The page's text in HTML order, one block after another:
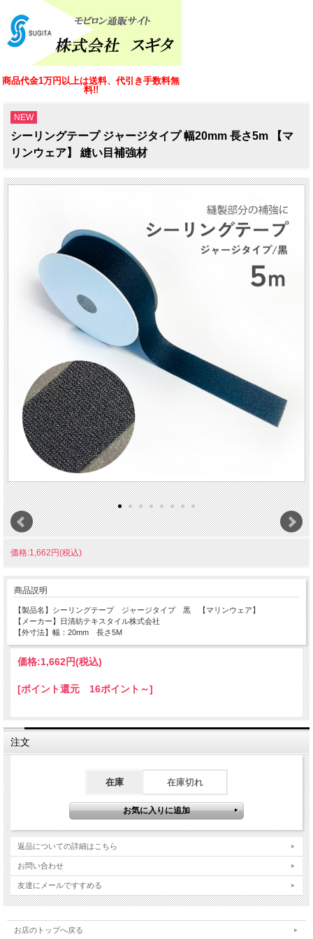
商品代金1万円以上は送料、代引き手数料無
料!!
NEW
シーリングテープ ジャージタイプ 幅20mm 長さ5m 【マ
リンウェア】 縫い目補強材
価格:1,662円(税込)
商品説明
【製品名】シーリングテープ ジャージタイプ 黒 【マリンウェア】
【メーカー】日清紡テキスタイル株式会社
【外寸法】幅：20mm 長さ5M
価格:1,662円(税込)
[ポイント還元 16ポイント～]
注文
在庫 在庫切れ
返品についての詳細はこちら
お問い合わせ
友達にメールですすめる
お店のトップへ戻る